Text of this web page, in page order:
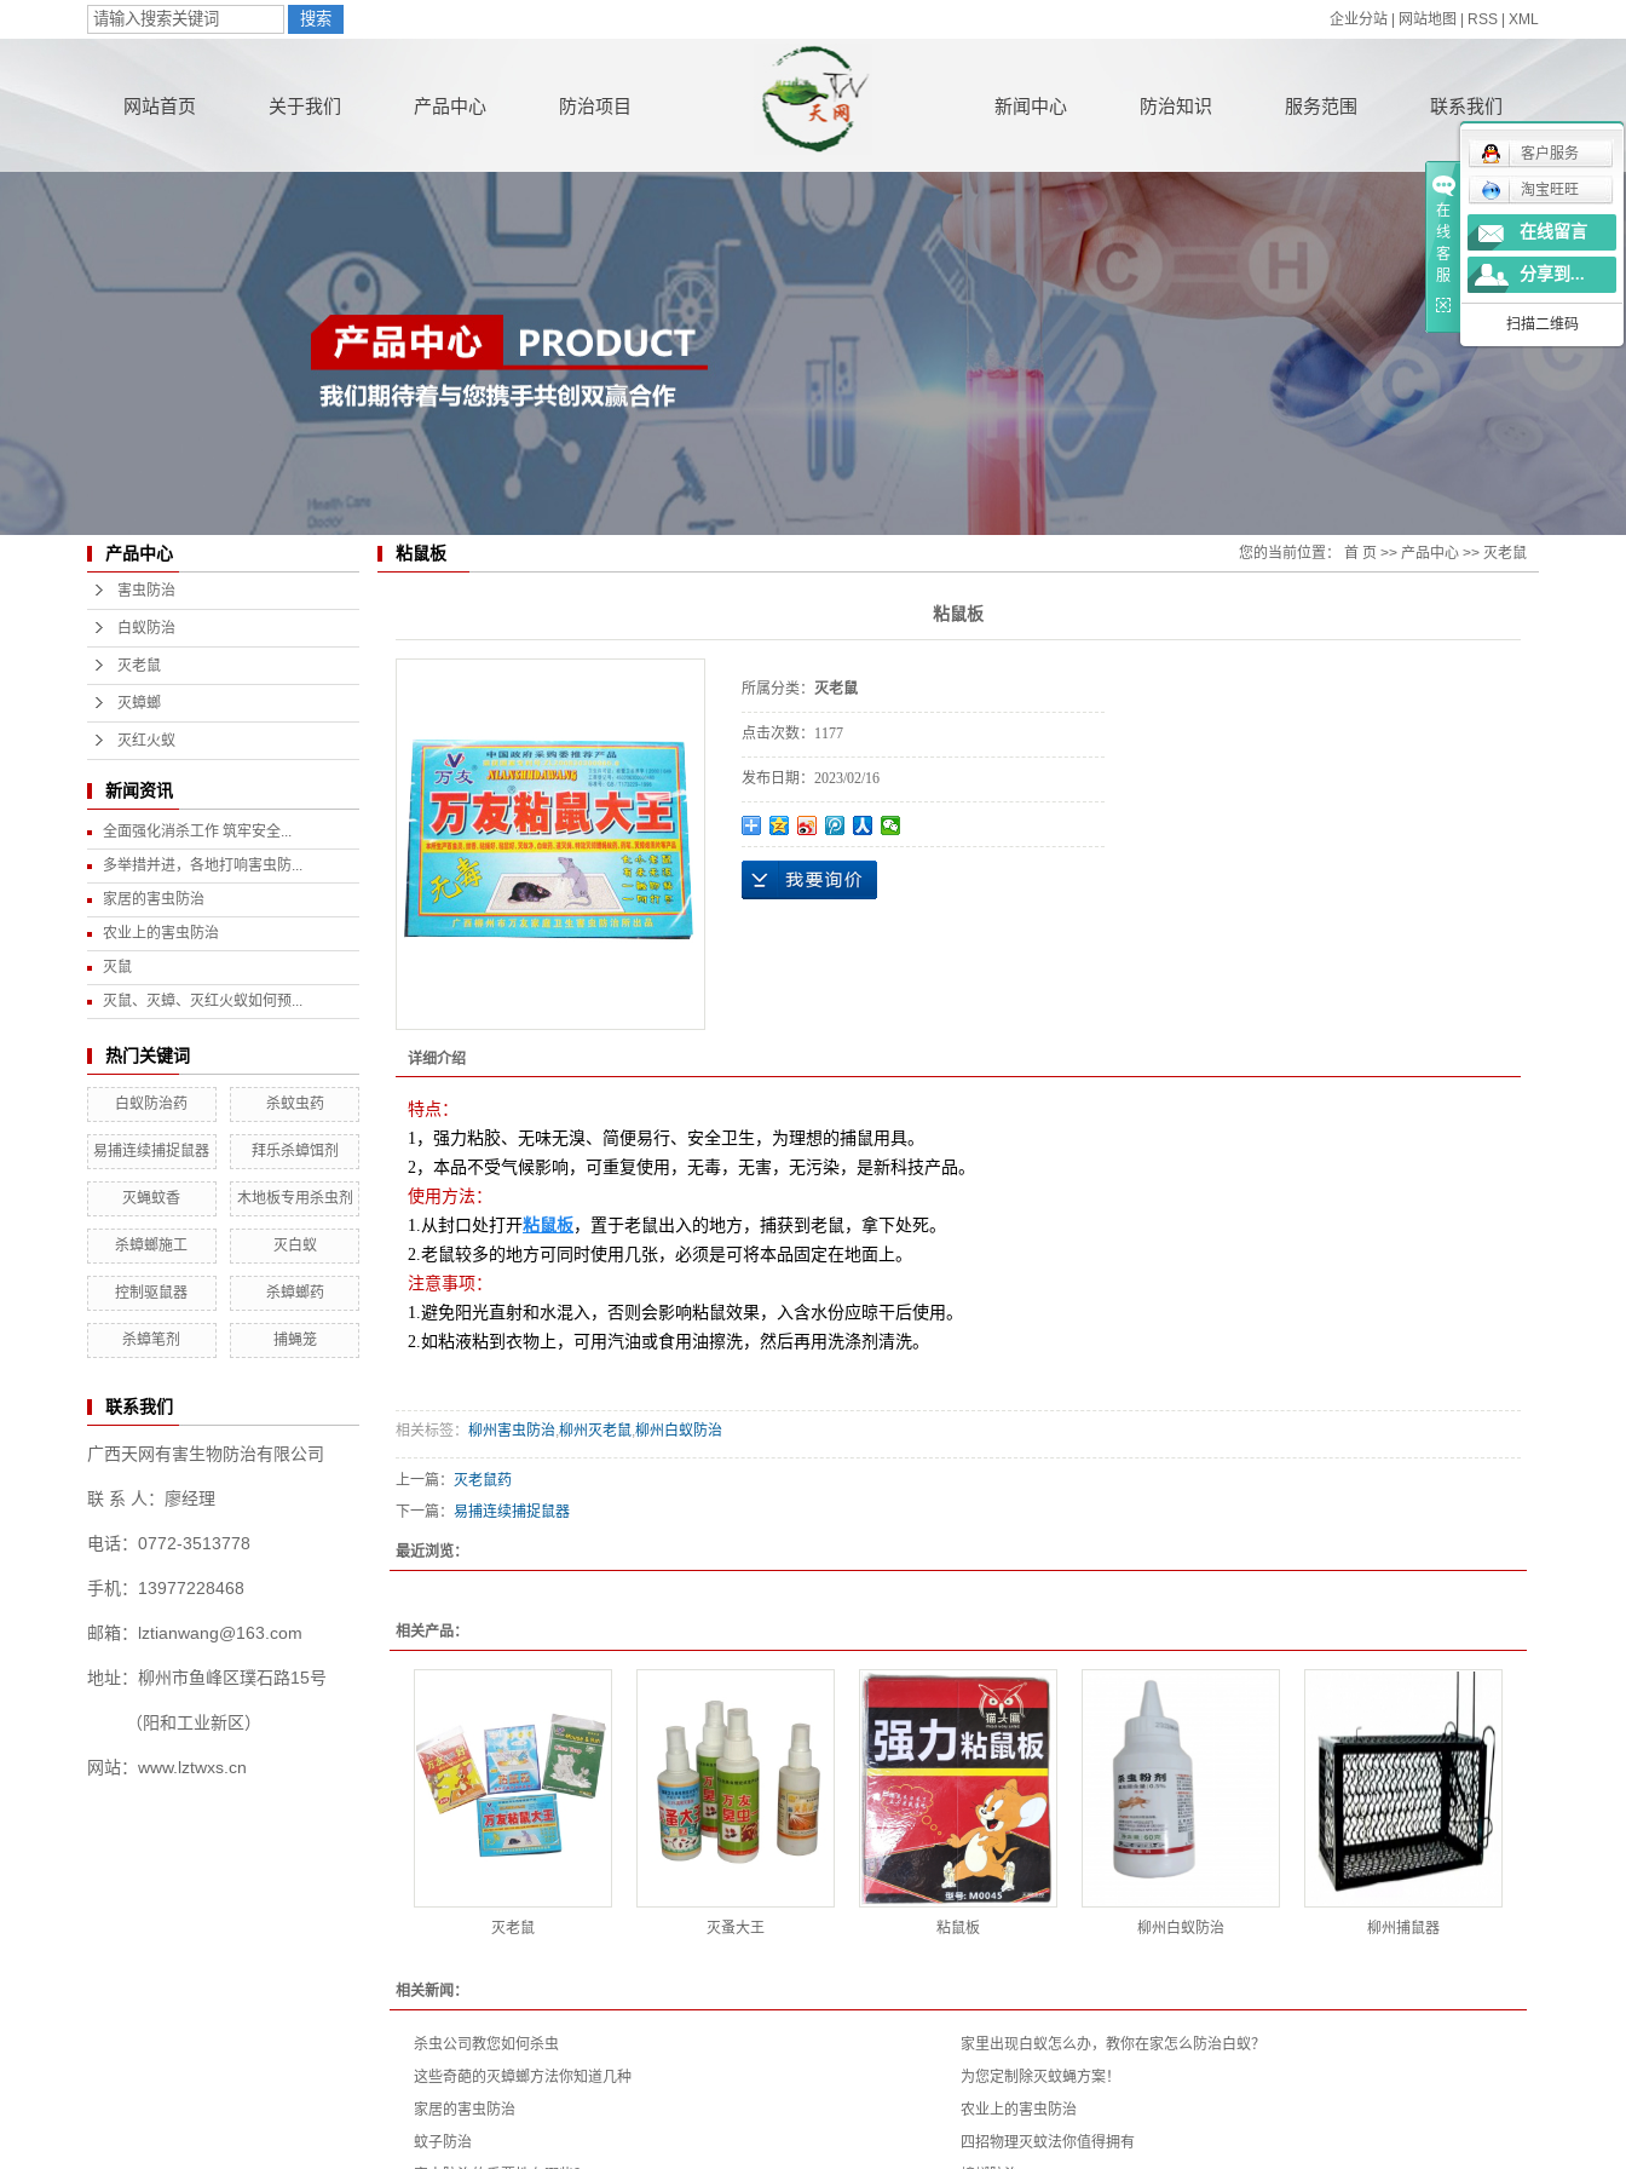
企业分站 网站地图 RSS XML
网站首页 关于我们
联系我们
在线购买
产品中心
白蚁防治
灭老鼠
灭蟑螂
灭红火蚁
防治项目
蟑螂防治
蚊子防治
红火蚁防治
苍蝇防治
白蚁防治
室内外消毒
甲醛处理
保洁服务
新闻中心
行业动态
防治知识
防治知识 服务范围 联系我们
产品中心
害虫防治
白蚁防治
灭老鼠
灭蟑螂
灭红火蚁
新闻资讯
全面强化消杀工作 筑牢安全...
多举措并进，各地打响害虫防...
家居的害虫防治
农业上的害虫防治
灭鼠
灭鼠、灭蟑、灭红火蚁如何预...
热门关键词
白蚁防治药 杀蚊虫药
易捕连续捕捉鼠器 拜乐杀蟑饵剂
灭蝇蚊香 木地板专用杀虫剂
杀蟑螂施工 灭白蚁
控制驱鼠器 杀蟑螂药
杀蟑笔剂 捕蝇笼
联系我们
广西天网有害生物防治有限公司
联 系 人：廖经理
电话：0772-3513778
手机：13977228468
邮箱：lztianwang@163.com
地址：柳州市鱼峰区璞石路15号
（阳和工业新区）
网站：www.lztwxs.cn
粘鼠板 您的当前位置： 首 页 >> 产品中心 >> 灭老鼠
粘鼠板
所属分类： 灭老鼠
点击次数： 1177
发布日期： 2023/02/16
详细介绍
特点：
1，强力粘胶、无味无溴、简便易行、安全卫生，为理想的捕鼠用具。
2，本品不受气候影响，可重复使用，无毒，无害，无污染，是新科技产品。
使用方法：
1.从封口处打开粘鼠板，置于老鼠出入的地方，捕获到老鼠，拿下处死。
2.老鼠较多的地方可同时使用几张，必须是可将本品固定在地面上。
注意事项：
1.避免阳光直射和水混入，否则会影响粘鼠效果，入含水份应晾干后使用。
2.如粘液粘到衣物上，可用汽油或食用油擦洗，然后再用洗涤剂清洗。
相关标签： 柳州害虫防治,柳州灭老鼠,柳州白蚁防治
上一篇： 灭老鼠药
下一篇： 易捕连续捕捉鼠器
最近浏览：
相关产品：
灭老鼠 灭蚤大王 粘鼠板 柳州白蚁防治 柳州捕鼠器
相关新闻：
杀虫公司教您如何杀虫
家里出现白蚁怎么办，教你在家怎么防治白蚁？
这些奇葩的灭蟑螂方法你知道几种
为您定制除灭蚊蝇方案！
家居的害虫防治
农业上的害虫防治
蚊子防治
四招物理灭蚊法你值得拥有
在
线
客
服
客户服务
淘宝旺旺
在线留言
分享到...
扫描二维码